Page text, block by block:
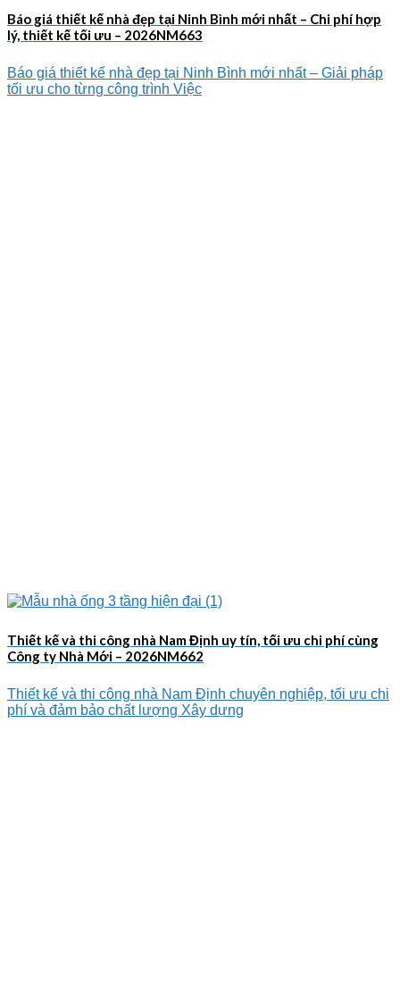
Báo giá thiết kế nhà đẹp tại Ninh Bình mới nhất – Chi phí hợp
lý, thiết kế tối ưu – 2026NM663
Báo giá thiết kế nhà đẹp tại Ninh Bình mới nhất – Giải pháp
tối ưu cho từng công trình Việc
Thiết kế và thi công nhà Nam Định uy tín, tối ưu chi phí cùng
Công ty Nhà Mới – 2026NM662
Thiết kế và thi công nhà Nam Định chuyên nghiệp, tối ưu chi
phí và đảm bảo chất lượng Xây dựng